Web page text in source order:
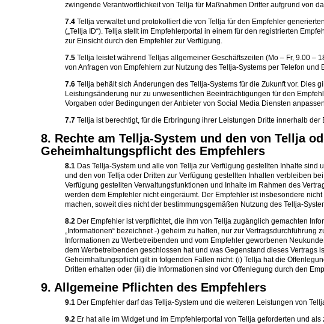
zwingende Verantwortlichkeit von Tellja für Maßnahmen Dritter aufgrund von
7.4 Tellja verwaltet und protokolliert die von Tellja für den Empfehler
(„Tellja ID“). Tellja stellt im Empfehlerportal in einem für den registrierten
zur Einsicht durch den Empfehler zur Verfügung.
7.5 Tellja leistet während Telljas allgemeiner Geschäftszeiten (Mo – Fr, 9.00
von Anfragen von Empfehlern zur Nutzung des Tellja-Systems per Telefon und
7.6 Tellja behält sich Änderungen des Tellja-Systems für die Zukunft vor. Dies
Leistungsänderung nur zu unwesentlichen Beeinträchtigungen für den
Vorgaben oder Bedingungen der Anbieter von Social Media Diensten
7.7 Tellja ist berechtigt, für die Erbringung ihrer Leistungen Dritte innerhalb
8. Rechte am Tellja-System und den von Tellja
Geheimhaltungspflicht des Empfehlers
8.1 Das Tellja-System und alle von Tellja zur Verfügung gestellten Inhalte
und den von Tellja oder Dritten zur Verfügung gestellten Inhalten verbleiben
Verfügung gestellten Verwaltungsfunktionen und Inhalte im Rahmen des
werden dem Empfehler nicht eingeräumt. Der Empfehler ist insbesondere
machen, soweit dies nicht der bestimmungsgemäßen Nutzung des Tellja-
8.2 Der Empfehler ist verpflichtet, die ihm von Tellja zugänglich gemachten
„Informationen“ bezeichnet -) geheim zu halten, nur zur
Informationen zu Werbetreibenden und vom Empfehler geworbenen
dem Werbetreibenden geschlossen hat und was Gegenstand dieses
Geheimhaltungspflicht gilt in folgenden Fällen nicht: (i) Tellja hat die
Dritten erhalten oder (iii) die Informationen sind vor Offenlegung durch den
9. Allgemeine Pflichten des Empfehlers
9.1 Der Empfehler darf das Tellja-System und die weiteren Leistungen von
9.2 Er hat alle im Widget und im Empfehlerportal von Tellja geforderten und